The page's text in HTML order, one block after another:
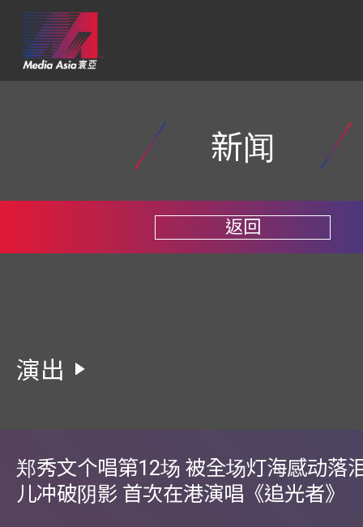
新闻
返回
演出
郑秀文个唱第12场 被全场灯海感动落
儿冲破阴影 首次在港演唱《追光者》